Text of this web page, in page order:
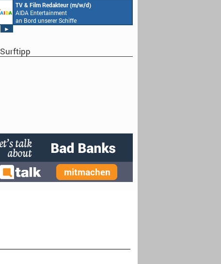
Producer (w/m/d)
Endemol Shine Group Germany GmbH
Köln
►
Surftipp